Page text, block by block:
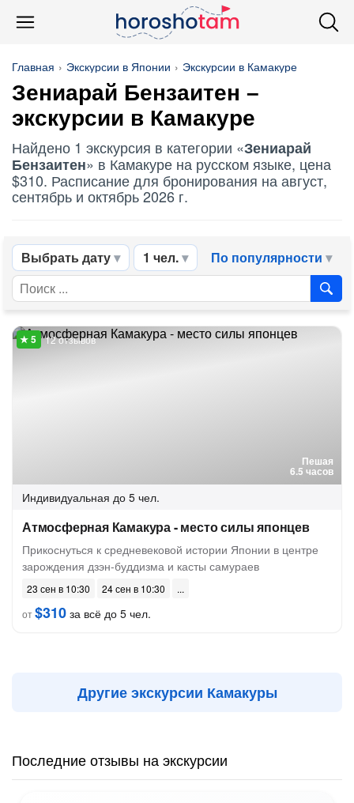
Главная Экскурсии в Японии Экскурсии в Камакуре
Зениарай Бензаитен –
экскурсии в Камакуре
Найдено 1 экскурсия в категории «Зениарай
Бензаитен» в Камакуре на русском языке, цена
$310. Расписание для бронирования на август,
сентябрь и октябрь 2026 г.
Выбрать дату 1 чел. По популярности
Пешая
6.5 часов
12 отзывов
Индивидуальная до 5 чел.
Атмосферная Камакура - место силы японцев
Прикоснуться к средневековой истории Японии в центре
зарождения дзэн-буддизма и касты самураев
23 сен в 10:30
24 сен в 10:30
от$310 за всё до 5 чел.
Другие экскурсии Камакуры
Последние отзывы на экскурсии